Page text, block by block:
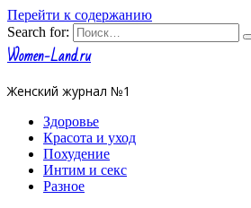
Перейти к содержанию
Search for:
Women-Land.ru
Женский журнал №1
Здоровье
Красота и уход
Похудение
Интим и секс
Разное